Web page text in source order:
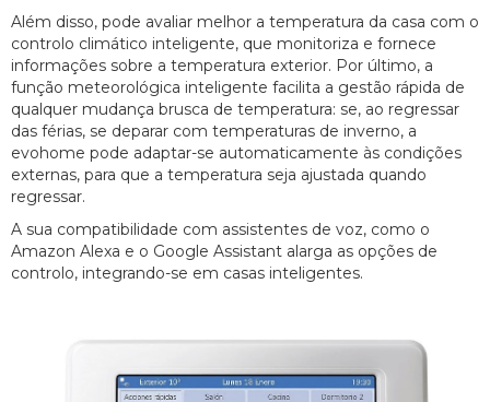
Além disso, pode avaliar melhor a temperatura da casa com o
controlo climático inteligente, que monitoriza e fornece
informações sobre a temperatura exterior. Por último, a
função meteorológica inteligente facilita a gestão rápida de
qualquer mudança brusca de temperatura: se, ao regressar
das férias, se deparar com temperaturas de inverno, a
evohome pode adaptar-se automaticamente às condições
externas, para que a temperatura seja ajustada quando
regressar.
A sua compatibilidade com assistentes de voz, como o
Amazon Alexa e o Google Assistant alarga as opções de
controlo, integrando-se em casas inteligentes.